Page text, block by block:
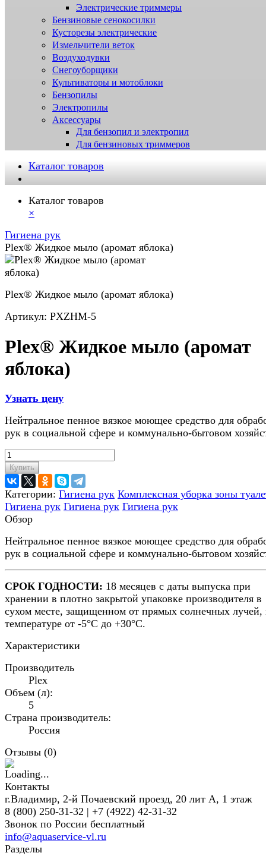
Электрические триммеры
Бензиновые сенокосилки
Кусторезы электрические
Измельчители веток
Воздуходувки
Снегоуборщики
Культиваторы и мотоблоки
Бензопилы
Электропилы
Аксессуары
Для бензопил и электропил
Для бензиновых триммеров
Каталог товаров
Каталог товаров
×
Гигиена рук
Plex® Жидкое мыло (аромат яблока)
Plex® Жидкое мыло (аромат яблока)
Артикул: PXZHM-5
Plex® Жидкое мыло (аромат
яблока)
Узнать цену
Нейтральное пенное вязкое моющее средство для
рук в социальной сфере и коммунально-бытовом
Купить
Категории: Гигиена рук Комплексная уборка зоны
Гигиена рук Гигиена рук Гигиена рук
Обзор
Нейтральное пенное вязкое моющее средство для
рук в социальной сфере и коммунально-бытовом
СРОК ГОДНОСТИ: 18 месяцев с даты выпуска при
хранении в плотно закрытой упаковке производителя в
сухом месте, защищенном от прямых солнечных лучей,
температуре от -5°С до +30°С.
Характеристики
Производитель
Plex
Объем (л):
5
Страна производитель:
Россия
Отзывы (0)
Контакты
г.Владимир, 2-й Почаевский проезд, 20 лит А, 1 этаж
8 (800) 250-31-32 | +7 (4922) 42-31-32
Звонок по России бесплатный
info@aquaservice-vl.ru
Разделы